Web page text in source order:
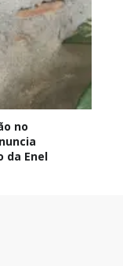
no
da Enel